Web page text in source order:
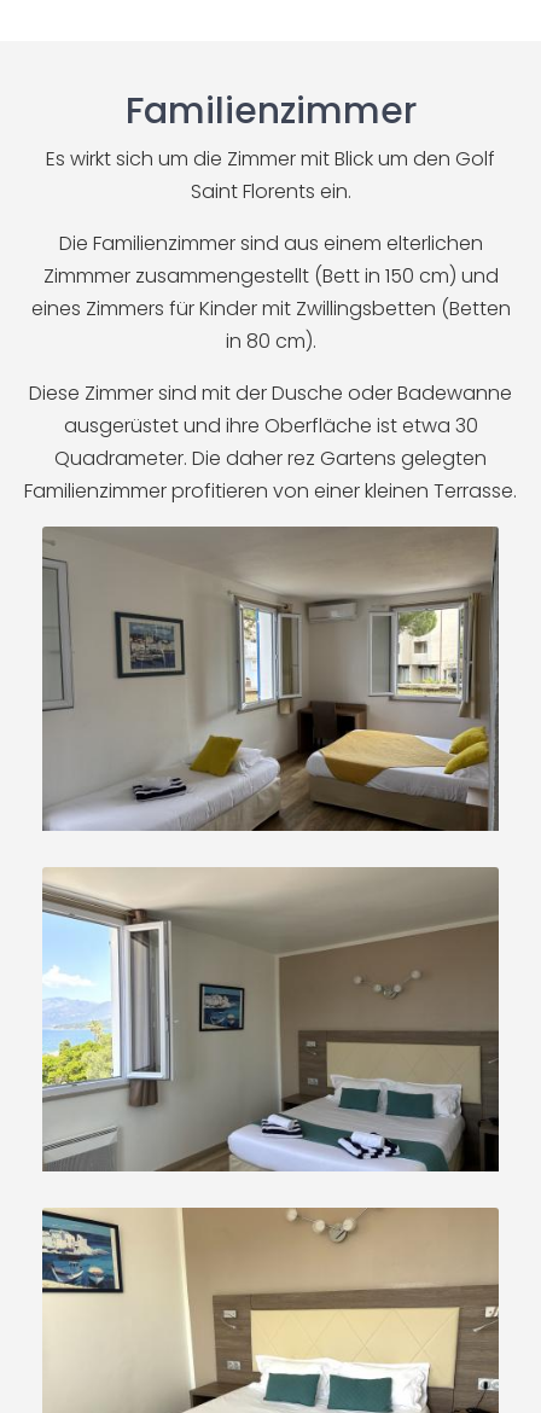
Familienzimmer
Es wirkt sich um die Zimmer mit Blick um den Golf
Saint Florents ein.
Die Familienzimmer sind aus einem elterlichen
Zimmmer zusammengestellt (Bett in 150 cm) und
eines Zimmers für Kinder mit Zwillingsbetten (Betten
in 80 cm).
Diese Zimmer sind mit der Dusche oder Badewanne
ausgerüstet und ihre Oberfläche ist etwa 30
Quadrameter. Die daher rez Gartens gelegten
Familienzimmer profitieren von einer kleinen Terrasse.